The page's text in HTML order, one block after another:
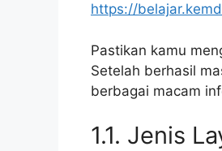
https://
Pastikan kamu
Setelah berhasil
berbagai macam
1.1. Jenis